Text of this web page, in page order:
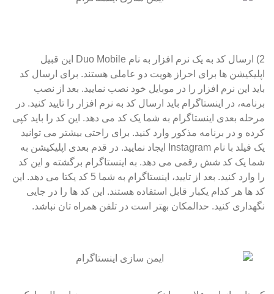
2) ارسال کد به یک نرم افزار به نام Duo Mobile این قبیل
اپلیکیشن ها برای احراز هویت دو عاملی هستند. برای ارسال کد
باید این نرم افزار را در موبایل خود نصب نمایید. بعد از نصب
برنامه، در اینستاگرام باید ارسال کد به نرم افزار را تایید کنید. در
مرحله بعدی اینستاگرام به شما یک کد می دهد. این کد را باید کپی
کرده و در برنامه مذکور وارد کنید. برای راحتی بیشتر می توانید
یک فیلد با نام Instagram ایجاد نمایید. در قدم بعدی اپلیکیشن به
شما یک کد شش رقمی می دهد. به اینستاگرام برگشته و این کد
را وارد کنید. بعد از تایید، اینستاگرام به شما 5 کد یکتا می دهد. این
کد ها هر کدام یکبار قابل استفاده هستند. این کد ها را در جایی
نگهداری کنید. حدالمکان بهتر است در تلفن همراه تان نباشد.